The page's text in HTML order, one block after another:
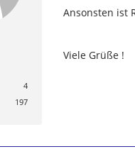
4
197
Ansonsten ist
Viele Grüße !